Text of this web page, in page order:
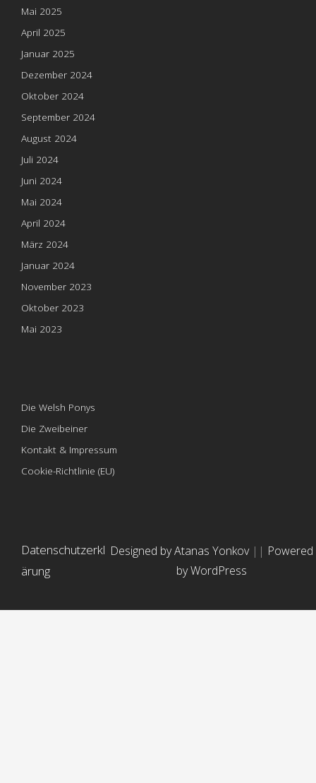
Mai 2025
April 2025
Januar 2025
Dezember 2024
Oktober 2024
September 2024
August 2024
Juli 2024
Juni 2024
Mai 2024
April 2024
März 2024
Januar 2024
November 2023
Oktober 2023
Mai 2023
Die Welsh Ponys
Die Zweibeiner
Kontakt & Impressum
Cookie-Richtlinie (EU)
Datenschutzerkl
ärung
Designed by Atanas Yonkov || Powered
by WordPress